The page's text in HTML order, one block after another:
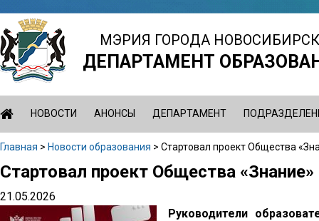
Jump
to
navigation
МЭРИЯ ГОРОДА
ДЕПАРТАМЕНТ
НОВОСТИ АНОНСЫ ДЕПАРТАМЕНТ
Вы
здесь
Главная > Новости образования > Стартовал проект Общества
Back
top
Стартовал проект Общества
21.05.2026
Руководители